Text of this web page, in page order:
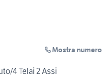
Mostra numero
4 Telai 2 Assi